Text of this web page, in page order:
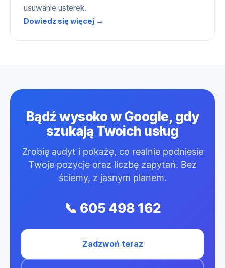
usuwanie usterek.
Dowiedz się więcej →
Bądź wysoko w Google, gdy
szukają Twoich usług
Zrobię audyt i pokażę, co realnie podniesie
Twoje pozycje oraz liczbę zapytań. Bez
ściemy, z jasnym planem.
📞 605 498 162
Zadzwoń teraz